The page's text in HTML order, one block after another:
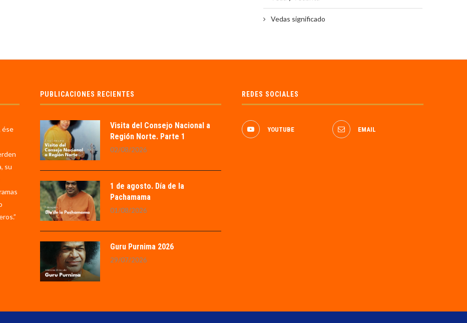
Vedas significado
ése
su
PUBLICACIONES RECIENTES
Visita del Consejo Nacional a
Región Norte. Parte 1
02/08/2026
1 de agosto. Día de la
Pachamama
01/08/2026
Guru Purnima 2026
29/07/2026
REDES SOCIALES
YOUTUBE EMAIL